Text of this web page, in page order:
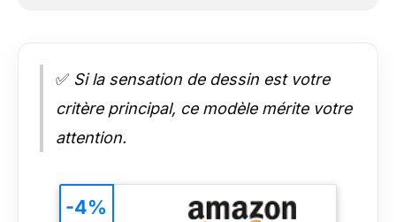
✅ Si la sensation de dessin est votre
critère principal, ce modèle mérite votre
attention.
-4%